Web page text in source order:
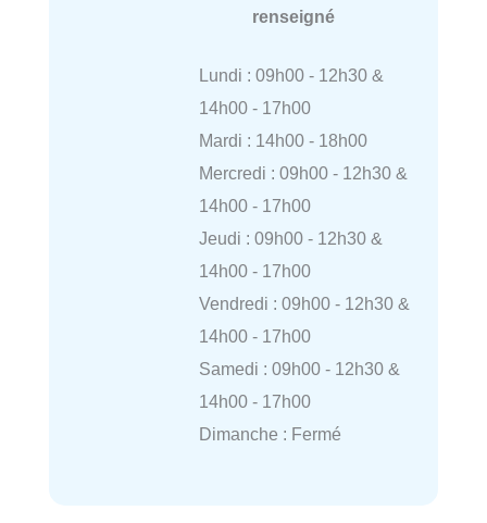
renseigné
Lundi : 09h00 - 12h30 &
14h00 - 17h00
Mardi : 14h00 - 18h00
Mercredi : 09h00 - 12h30 &
14h00 - 17h00
Jeudi : 09h00 - 12h30 &
14h00 - 17h00
Vendredi : 09h00 - 12h30 &
14h00 - 17h00
Samedi : 09h00 - 12h30 &
14h00 - 17h00
Dimanche : Fermé